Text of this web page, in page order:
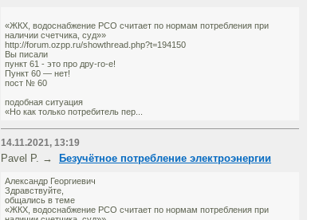
«ЖКХ, водоснабжение РСО считает по нормам потребления при
наличии счетчика, суд»»
http://forum.ozpp.ru/showthread.php?t=194150
Вы писали
пункт 61 - это про дру-го-е!
Пункт 60 — нет!
пост № 60
подобная ситуация
«Но как только потребитель пер...
14.11.2021, 13:19
Pavel P. → Безучётное потребление электроэнергии
Александр Георгиевич
Здравствуйте,
общались в теме
«ЖКХ, водоснабжение РСО считает по нормам потребления при